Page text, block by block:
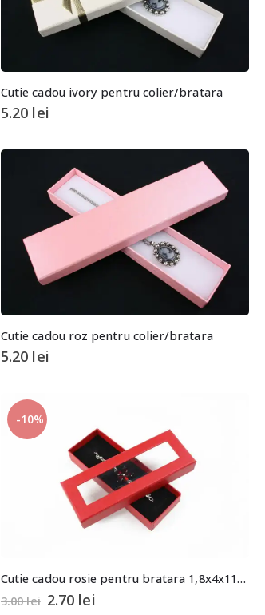
Cutie cadou ivory pentru colier/bratara
5.20 lei
Cutie cadou roz pentru colier/bratara
5.20 lei
-10%
Cutie cadou rosie pentru bratara 1,8x4x11,5cm
3.00lei 2.70 lei